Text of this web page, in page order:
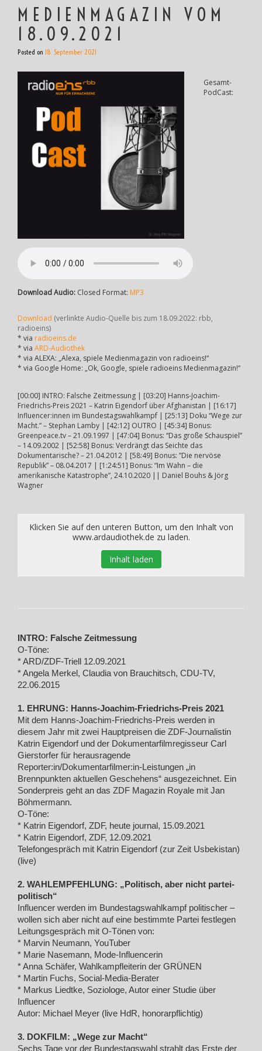
MEDIENMAGAZIN VOM
18.09.2021
Posted on 18. September 2021
Gesamt-
PodCast:
Download Audio: Closed Format: MP3
Download (verlinkte Audio-Quelle bis zum 18.09.2022: rbb,
radioeins)
* via radioeins.de
* via ARD-Audiothek
* via ALEXA: „Alexa, spiele Medienmagazin von radioeins!“
* via Google Home: „Ok, Google, spiele radioeins Medienmagazin!“
[00:00] INTRO: Falsche Zeitmessung | [03:20] Hanns-Joachim-
Friedrichs-Preis 2021 – Katrin Eigendorf über Afghanistan | [16:17]
Influencer:innen im Bundestagswahlkampf | [25:13] Doku “Wege zur
Macht.” – Stephan Lamby | [42:12] OUTRO | [45:34] Bonus:
Greenpeace.tv – 21.09.1997 | [47:04] Bonus: “Das große Schauspiel”
– 14.09.2002 | [52:58] Bonus: Verdrängt das Seichte das
Dokumentarische? – 21.04.2012 | [58:49] Bonus: ”Die nervöse
Republik” – 08.04.2017 | [1:24:51] Bonus: “Im Wahn – die
amerikanische Katastrophe”, 24.10.2020 || Daniel Bouhs & Jörg
Wagner
Klicken Sie auf den unteren Button, um den Inhalt von
www.ardaudiothek.de zu laden.
Inhalt laden
INTRO: Falsche Zeitmessung
O-Töne:
* ARD/ZDF-Triell 12.09.2021
* Angela Merkel, Claudia von Brauchitsch, CDU-TV,
22.06.2015
1. EHRUNG: Hanns-Joachim-Friedrichs-Preis 2021
Mit dem Hanns-Joachim-Friedrichs-Preis werden in
diesem Jahr mit zwei Hauptpreisen die ZDF-Journalistin
Katrin Eigendorf und der Dokumentarfilmregisseur Carl
Gierstorfer für herausragende
Reporter:in/Dokumentarfilmer:in-Leistungen „in
Brennpunkten aktuellen Geschehens“ ausgezeichnet. Ein
Sonderpreis geht an das ZDF Magazin Royale mit Jan
Böhmermann.
O-Töne:
* Katrin Eigendorf, ZDF, heute journal, 15.09.2021
* Katrin Eigendorf, ZDF, 12.09.2021
Telefongespräch mit Katrin Eigendorf (zur Zeit Usbekistan)
(live)
2. WAHLEMPFEHLUNG: „Politisch, aber nicht partei-
politisch“
Influencer werden im Bundestagswahlkampf politischer –
wollen sich aber nicht auf eine bestimmte Partei festlegen
Leitungsgespräch mit O-Tönen von:
* Marvin Neumann, YouTuber
* Marie Nasemann, Mode-Influencerin
* Anna Schäfer, Wahlkampfleiterin der GRÜNEN
* Martin Fuchs, Social-Media-Berater
* Markus Liedtke, Soziologe, Autor einer Studie über
Influencer
Autor: Michael Meyer (live HdR, honorarpflichtig)
3. DOKFILM: „Wege zur Macht“
Sechs Tage vor der Bundestagswahl strahlt das Erste der